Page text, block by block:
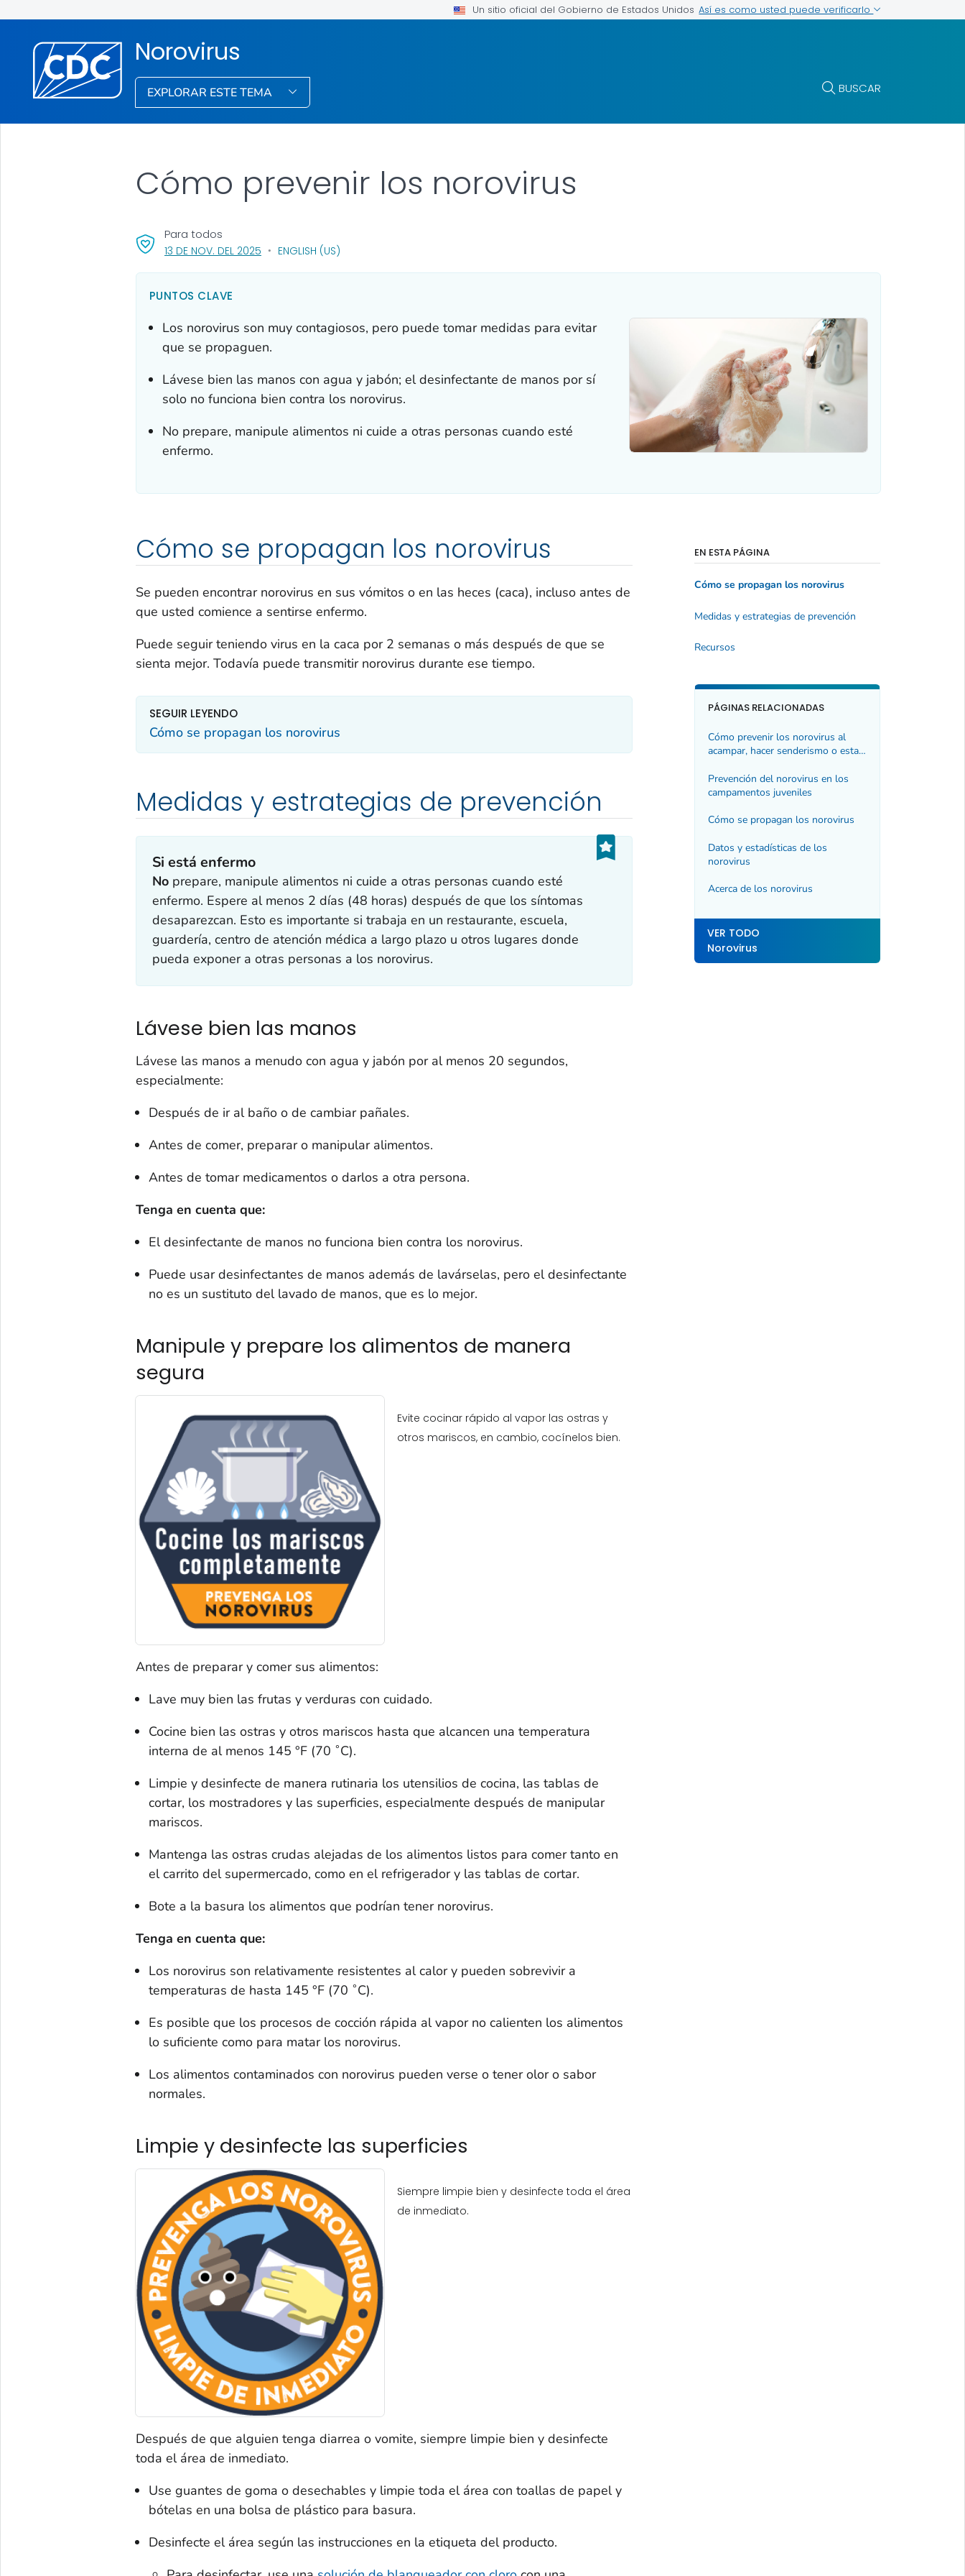
Un sitio oficial del Gobierno de Estados Unidos Así es como usted puede verificarlo
Norovirus
EXPLORAR ESTE TEMA BUSCAR
Cómo prevenir los norovirus
13 DE NOV. DEL 2025, VISIT LINK FOR DETAILS.
ENGLISH (US)
Para todos
PUNTOS CLAVE
Los norovirus son muy contagiosos, pero puede tomar medidas para evitar
que se propaguen.
Lávese bien las manos con agua y jabón; el desinfectante de manos por sí
solo no funciona bien contra los norovirus.
No prepare, manipule alimentos ni cuide a otras personas cuando esté
enfermo.
Cómo se propagan los norovirus
Se pueden encontrar norovirus en sus vómitos o en las heces (caca), incluso antes de
que usted comience a sentirse enfermo.
Puede seguir teniendo virus en la caca por 2 semanas o más después de que se
sienta mejor. Todavía puede transmitir norovirus durante ese tiempo.
SEGUIR LEYENDO
Cómo se propagan los norovirus
Medidas y estrategias de prevención
Si está enfermo
No prepare, manipule alimentos ni cuide a otras personas cuando esté
enfermo. Espere al menos 2 días (48 horas) después de que los síntomas
desaparezcan. Esto es importante si trabaja en un restaurante, escuela,
guardería, centro de atención médica a largo plazo u otros lugares donde
pueda exponer a otras personas a los norovirus.
Lávese bien las manos
Lávese las manos a menudo con agua y jabón por al menos 20 segundos,
especialmente:
Después de ir al baño o de cambiar pañales.
Antes de comer, preparar o manipular alimentos.
Antes de tomar medicamentos o darlos a otra persona.
Tenga en cuenta que:
El desinfectante de manos no funciona bien contra los norovirus.
Puede usar desinfectantes de manos además de lavárselas, pero el desinfectante
no es un sustituto del lavado de manos, que es lo mejor.
Manipule y prepare los alimentos de manera
segura
Evite cocinar rápido al vapor las ostras y
otros mariscos, en cambio, cocínelos bien.
Antes de preparar y comer sus alimentos:
Lave muy bien las frutas y verduras con cuidado.
Cocine bien las ostras y otros mariscos hasta que alcancen una temperatura
interna de al menos 145 °F (70 ˚C).
Limpie y desinfecte de manera rutinaria los utensilios de cocina, las tablas de
cortar, los mostradores y las superficies, especialmente después de manipular
mariscos.
Mantenga las ostras crudas alejadas de los alimentos listos para comer tanto en
el carrito del supermercado, como en el refrigerador y las tablas de cortar.
Bote a la basura los alimentos que podrían tener norovirus.
Tenga en cuenta que:
Los norovirus son relativamente resistentes al calor y pueden sobrevivir a
temperaturas de hasta 145 °F (70 ˚C).
Es posible que los procesos de cocción rápida al vapor no calienten los alimentos
lo suficiente como para matar los norovirus.
Los alimentos contaminados con norovirus pueden verse o tener olor o sabor
normales.
Limpie y desinfecte las superficies
Siempre limpie bien y desinfecte toda el área
de inmediato.
Después de que alguien tenga diarrea o vomite, siempre limpie bien y desinfecte
toda el área de inmediato.
Use guantes de goma o desechables y limpie toda el área con toallas de papel y
bótelas en una bolsa de plástico para basura.
Desinfecte el área según las instrucciones en la etiqueta del producto.
EN ESTA PÁGINA
Cómo se propagan los norovirus
Medidas y estrategias de prevención
Recursos
PÁGINAS RELACIONADAS
Cómo prevenir los norovirus al
acampar, hacer senderismo o estar
Prevención del norovirus en los
campamentos juveniles
Cómo se propagan los norovirus
Datos y estadísticas de los
norovirus
Acerca de los norovirus
VER TODO
Norovirus